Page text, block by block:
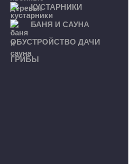
КУСТАРНИКИ
БАНЯ И САУНА
ОБУСТРОЙСТВО ДАЧИ
ГРИБЫ